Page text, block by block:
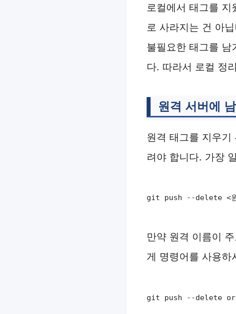
로컬에서 태그를
로 사라지는 건 아
불필요한 태그를 남
다. 따라서 로컬 정
원격 서버에
원격 태그를 지우기
려야 합니다. 가장
git push --delete <원
만약 원격 이름이
게 명령어를 사용하
git push --delete